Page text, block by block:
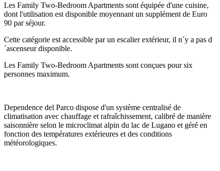
Les Family Two-Bedroom Apartments sont équipée d'une cuisine,
dont l'utilisation est disponible moyennant un supplément de Euro
90 par séjour.
Cette catégorie est accessible par un escalier extérieur, il n´y a pas d
´ascenseur disponible.
Les Family Two-Bedroom Apartments sont conçues pour six
personnes maximum.
Dependence del Parco dispose d'un système centralisé de
climatisation avec chauffage et rafraîchissement, calibré de manière
saisonnière selon le microclimat alpin du lac de Lugano et géré en
fonction des températures extérieures et des conditions
météorologiques.